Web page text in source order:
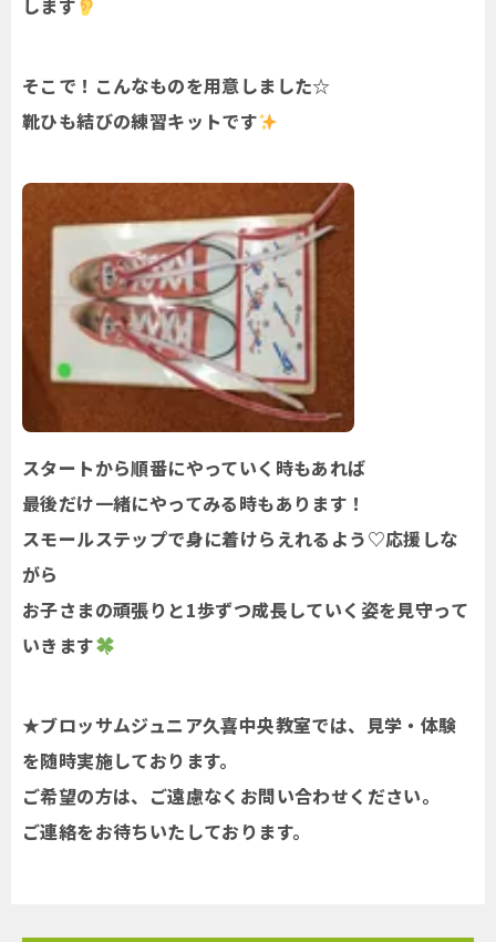
します
そこで！こんなものを用意しました☆
靴ひも結びの練習キットです
スタートから順番にやっていく時もあれば
最後だけ一緒にやってみる時もあります！
スモールステップで身に着けらえれるよう♡応援しな
がら
お子さまの頑張りと1歩ずつ成長していく姿を見守って
いきます
★ブロッサムジュニア久喜中央教室では、見学・体験
を随時実施しております。
ご希望の方は、ご遠慮なくお問い合わせください。
ご連絡をお待ちいたしております。